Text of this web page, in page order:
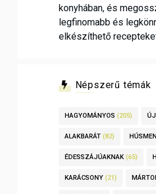
konyhában, és
legfinomabb és
elkészíthető
Népszerű témák
HAGYOMÁNYOS (205)
ALAKBARÁT (82)
ÉDESSZÁJÚAKNAK (65)
KARÁCSONY (21)